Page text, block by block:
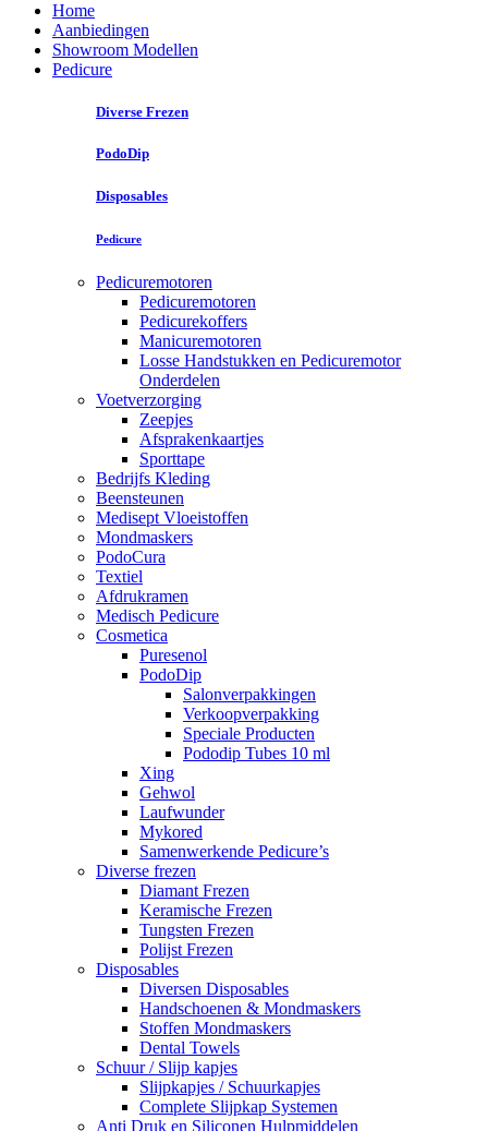
Home
Aanbiedingen
Showroom Modellen
Pedicure
Diverse Frezen
PodoDip
Disposables
Pedicure
Pedicuremotoren
Pedicuremotoren
Pedicurekoffers
Manicuremotoren
Losse Handstukken en Pedicuremotor
Onderdelen
Voetverzorging
Zeepjes
Afsprakenkaartjes
Sporttape
Bedrijfs Kleding
Beensteunen
Medisept Vloeistoffen
Mondmaskers
PodoCura
Textiel
Afdrukramen
Medisch Pedicure
Cosmetica
Puresenol
PodoDip
Salonverpakkingen
Verkoopverpakking
Speciale Producten
Pododip Tubes 10 ml
Xing
Gehwol
Laufwunder
Mykored
Samenwerkende Pedicure’s
Diverse frezen
Diamant Frezen
Keramische Frezen
Tungsten Frezen
Polijst Frezen
Disposables
Diversen Disposables
Handschoenen & Mondmaskers
Stoffen Mondmaskers
Dental Towels
Schuur / Slijp kapjes
Slijpkapjes / Schuurkapjes
Complete Slijpkap Systemen
Anti Druk en Siliconen Hulpmiddelen